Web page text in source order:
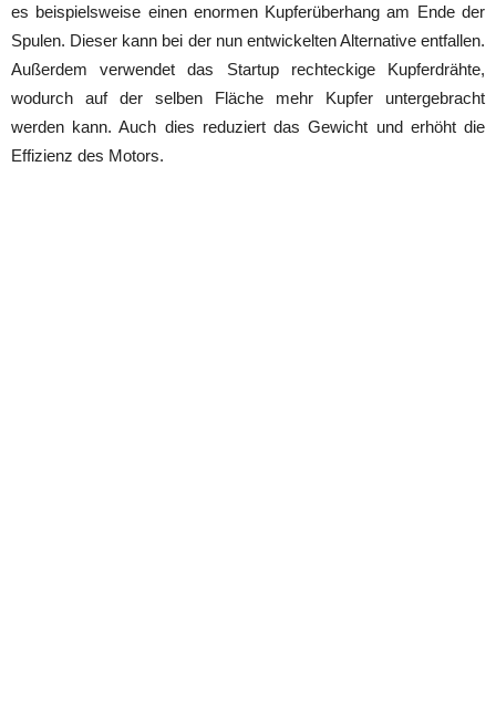
es beispielsweise einen enormen Kupferüberhang am Ende der
Spulen. Dieser kann bei der nun entwickelten Alternative entfallen.
Außerdem verwendet das Startup rechteckige Kupferdrähte,
wodurch auf der selben Fläche mehr Kupfer untergebracht
werden kann. Auch dies reduziert das Gewicht und erhöht die
Effizienz des Motors.